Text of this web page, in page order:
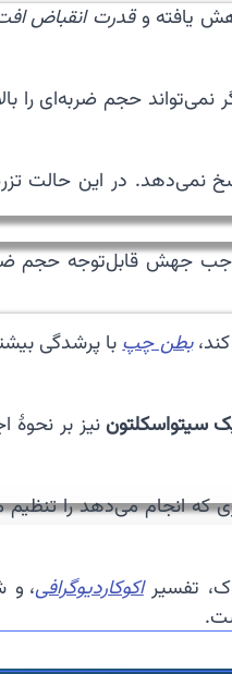
یافته وقدرت انقباض
حجم ضربه‌ای را
نمی‌دهد. در این حالت
جهش قابل‌توجه حجم
بطن چپبا پرشدگی
سیتواسکلتون نیز بر نحوهٔ
که انجام می‌دهد را
تفسیراکوکاردیوگرافی، و